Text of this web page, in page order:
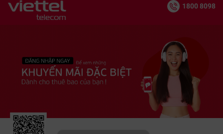
1800 8098